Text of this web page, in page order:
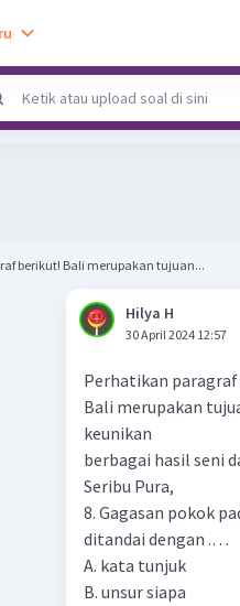
berikut! Bali merupakan tujuan...
Hilya H
30 April 2024 12:57
Perhatikan
Bali merupakan
keunikan
berbagai hasil seni
Seribu Pura,
8. Gagasan pokok
ditandai dengan .…
A. kata tunjuk
B. unsur siapa